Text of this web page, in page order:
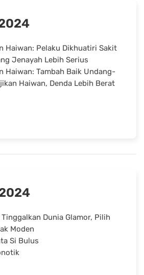
Haiwan: Pelaku Dikhuatiri Sakit
Jenayah Lebih Serius
Haiwan: Tambah Baik Undang-
Haiwan, Denda Lebih Berat
Dunia Glamor, Pilih
Moden
Si Bulus